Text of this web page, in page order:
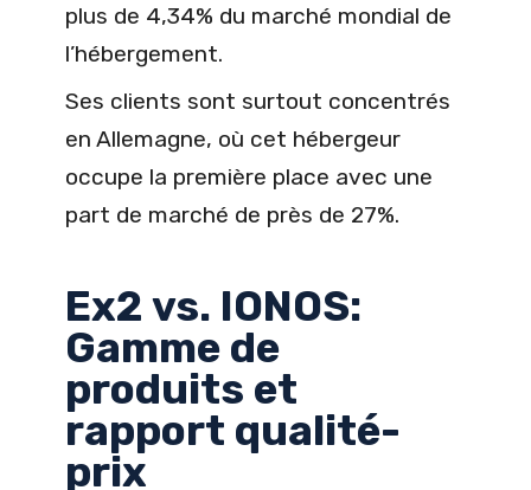
plus de 4,34% du marché mondial de
l’hébergement.
Ses clients sont surtout concentrés
en Allemagne, où cet hébergeur
occupe la première place avec une
part de marché de près de 27%.
Ex2 vs. IONOS:
Gamme de
produits et
rapport qualité-
prix